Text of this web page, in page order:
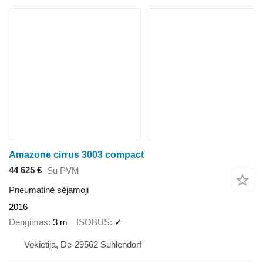
Amazone cirrus 3003 compact
44 625 € Su PVM
Pneumatinė sėjamoji
2016
Dengimas 3 m ISOBUS ✓
Vokietija, De-29562 Suhlendorf